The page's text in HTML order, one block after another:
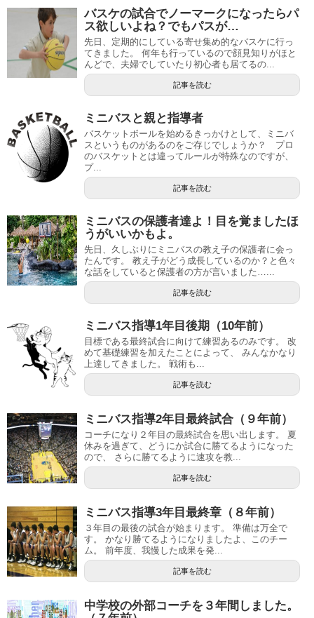
バスケの試合でノーマークになったらパ
ス欲しいよね？でもパスが…
先日、定期的にしている寄せ集め的なバスケに行っ
てきました。 何年も行っているので顔見知りがほと
んどで、夫婦でしていたり初心者も居てるの...
記事を読む
ミニバスと親と指導者
バスケットボールを始めるきっかけとして、ミニバ
スというものがあるのをご存じでしょうか？ プロ
のバスケットとは違ってルールが特殊なのですが、
プ...
記事を読む
ミニバスの保護者達よ！目を覚ましたほ
うがいいかもよ。
先日、久しぶりにミニバスの教え子の保護者に会っ
たんです。 教え子がどう成長しているのか？と色々
な話をしていると保護者の方が言いました…...
記事を読む
ミニバス指導1年目後期（10年前）
目標である最終試合に向けて練習あるのみです。 改
めて基礎練習を加えたことによって、 みんなかなり
上達してきました。 戦術も...
記事を読む
ミニバス指導2年目最終試合（９年前）
コーチになり２年目の最終試合を思い出します。 夏
休みを過ぎて、どうにか試合に勝てるようになった
ので、 さらに勝てるように速攻を教...
記事を読む
ミニバス指導3年目最終章（８年前）
３年目の最後の試合が始まります。 準備は万全で
す。 かなり勝てるようになりましたよ、このチー
ム。 前年度、我慢した成果を発...
記事を読む
中学校の外部コーチを３年間しました。